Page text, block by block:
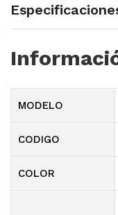
MODELO
CODIGO
COLOR